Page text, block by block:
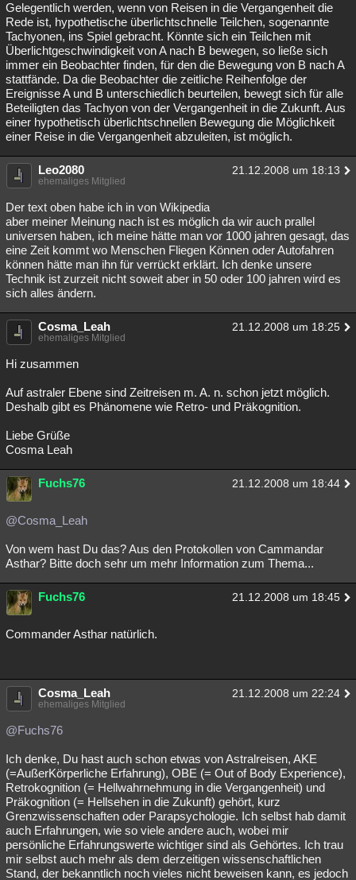
Gelegentlich werden, wenn von Reisen in die Vergangenheit die
Rede ist, hypothetische überlichtschnelle Teilchen, sogenannte
Tachyonen, ins Spiel gebracht. Könnte sich ein Teilchen mit
Überlichtgeschwindigkeit von A nach B bewegen, so ließe sich
immer ein Beobachter finden, für den die Bewegung von B nach A
stattfände. Da die Beobachter die zeitliche Reihenfolge der
Ereignisse A und B unterschiedlich beurteilen, bewegt sich für alle
Beteiligten das Tachyon von der Vergangenheit in die Zukunft. Aus
einer hypothetisch überlichtschnellen Bewegung die Möglichkeit
einer Reise in die Vergangenheit abzuleiten, ist möglich.
Leo2080 21.12.2008 um 18:13
ehemaliges Mitglied
Der text oben habe ich in von Wikipedia
aber meiner Meinung nach ist es möglich da wir auch prallel
universen haben, ich meine hätte man vor 1000 jahren gesagt, das
eine Zeit kommt wo Menschen Fliegen Können oder Autofahren
können hätte man ihn für verrückt erklärt. Ich denke unsere
Technik ist zurzeit nicht soweit aber in 50 oder 100 jahren wird es
sich alles ändern.
Cosma_Leah 21.12.2008 um 18:25
ehemaliges Mitglied
Hi zusammen
Auf astraler Ebene sind Zeitreisen m. A. n. schon jetzt möglich.
Deshalb gibt es Phänomene wie Retro- und Präkognition.
Liebe Grüße
Cosma Leah
Fuchs76 21.12.2008 um 18:44
@Cosma_Leah
Von wem hast Du das? Aus den Protokollen von Cammandar
Asthar? Bitte doch sehr um mehr Information zum Thema...
Fuchs76 21.12.2008 um 18:45
Commander Asthar natürlich.
Cosma_Leah 21.12.2008 um 22:24
ehemaliges Mitglied
@Fuchs76
Ich denke, Du hast auch schon etwas von Astralreisen, AKE
(=AußerKörperliche Erfahrung), OBE (= Out of Body Experience),
Retrokognition (= Hellwahrnehmung in die Vergangenheit) und
Präkognition (= Hellsehen in die Zukunft) gehört, kurz
Grenzwissenschaften oder Parapsychologie. Ich selbst hab damit
auch Erfahrungen, wie so viele andere auch, wobei mir
persönliche Erfahrungswerte wichtiger sind als Gehörtes. Ich trau
mir selbst auch mehr als dem derzeitigen wissenschaftlichen
Stand, der bekanntlich noch vieles nicht beweisen kann, es jedoch